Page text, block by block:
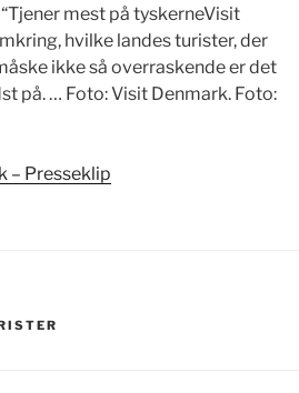
mest på tyskerneVisit
hvilke landes turister, der
ikke så overraskende er det
på. … Foto: Visit Denmark. Foto:
– Presseklip